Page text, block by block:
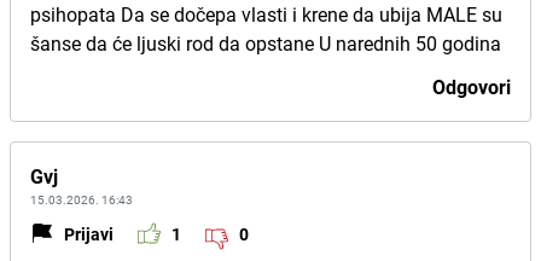
psihopata Da se dočepa vlasti i krene da ubija MALE su
šanse da će ljuski rod da opstane U narednih 50 godina
Odgovori
Gvj
15.03.2026. 16:43
Prijavi 1 0